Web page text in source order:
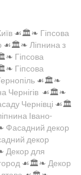
☙🏛️❧ Гіпсова
☙🏛️❧ Ліпнина з
Гіпсова
Гіпсова
☙🏛️❧
Чернігів ☙🏛️❧
Чернівці ☙🏛️
Івано-
Фасадний декор
декор
Декор для
☙🏛️❧ Декор